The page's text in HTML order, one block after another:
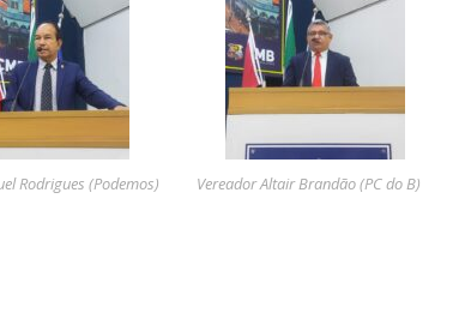
Rodrigues (Podemos) Vereador Altair Brandão (PC do B)